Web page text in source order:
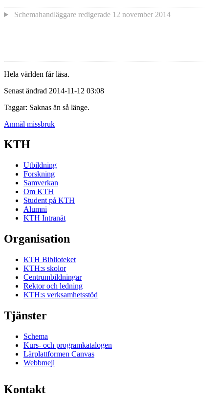
Schemahandläggare redigerade 12 november 2014
Hela världen får läsa.
Senast ändrad 2014-11-12 03:08
Taggar: Saknas än så länge.
Anmäl missbruk
KTH
Utbildning
Forskning
Samverkan
Om KTH
Student på KTH
Alumni
KTH Intranät
Organisation
KTH Biblioteket
KTH:s skolor
Centrumbildningar
Rektor och ledning
KTH:s verksamhetsstöd
Tjänster
Schema
Kurs- och programkatalogen
Lärplattformen Canvas
Webbmejl
Kontakt